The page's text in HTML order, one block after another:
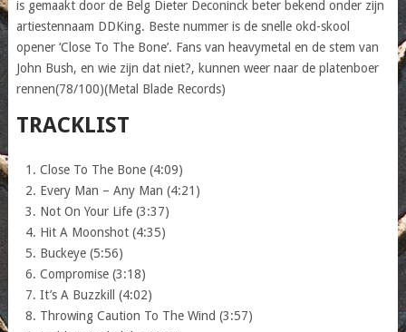
is gemaakt door de Belg Dieter Deconinck beter bekend onder zijn
artiestennaam DDKing. Beste nummer is de snelle okd-skool
opener ‘Close To The Bone’. Fans van heavymetal en de stem van
John Bush, en wie zijn dat niet?, kunnen weer naar de platenboer
rennen(78/100)(Metal Blade Records)
TRACKLIST
Close To The Bone (4:09)
Every Man – Any Man (4:21)
Not On Your Life (3:37)
Hit A Moonshot (4:35)
Buckeye (5:56)
Compromise (3:18)
It’s A Buzzkill (4:02)
Throwing Caution To The Wind (3:57)